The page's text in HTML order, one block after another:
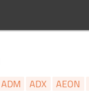
ADM ADX AEON